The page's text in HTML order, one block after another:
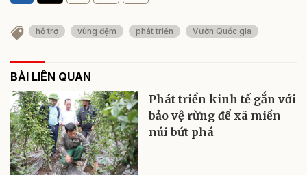
hỗ trợ vùng đệm phát triển Vườn Quốc gia
BÀI LIÊN QUAN
Phát triển kinh tế gắn với
bảo vệ rừng để xã miền
núi bứt phá